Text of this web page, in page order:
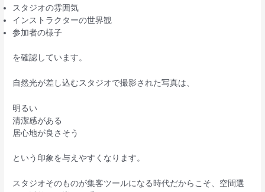
スタジオの雰囲気
インストラクターの世界観
参加者の様子
を確認しています。
自然光が差し込むスタジオで撮影された写真は、
明るい
清潔感がある
居心地が良さそう
という印象を与えやすくなります。
スタジオそのものが集客ツールになる時代だからこそ、空間選